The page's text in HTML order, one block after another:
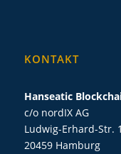
KONTAKT
Hanseatic
c/o nordIX AG
Ludwig-Erhard-Str. 1
20459 Hamburg